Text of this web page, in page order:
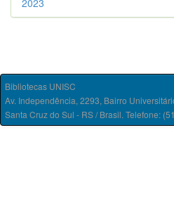
2023
Bibliotecas UNISC
Av. Independência, 2293, Bairro
Santa Cruz do Sul - RS / Brasil. Telefone: